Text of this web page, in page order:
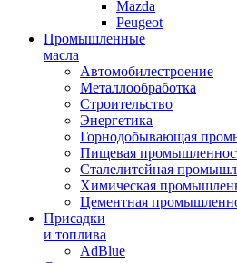
Mazda
Peugeot
Промышленные
масла
Автомобилестроение
Металлообработка
Строительство
Энергетика
Горнодобывающая
Пищевая
Сталелитейная
Химическая
Цементная
Присадки
и топлива
AdBlue